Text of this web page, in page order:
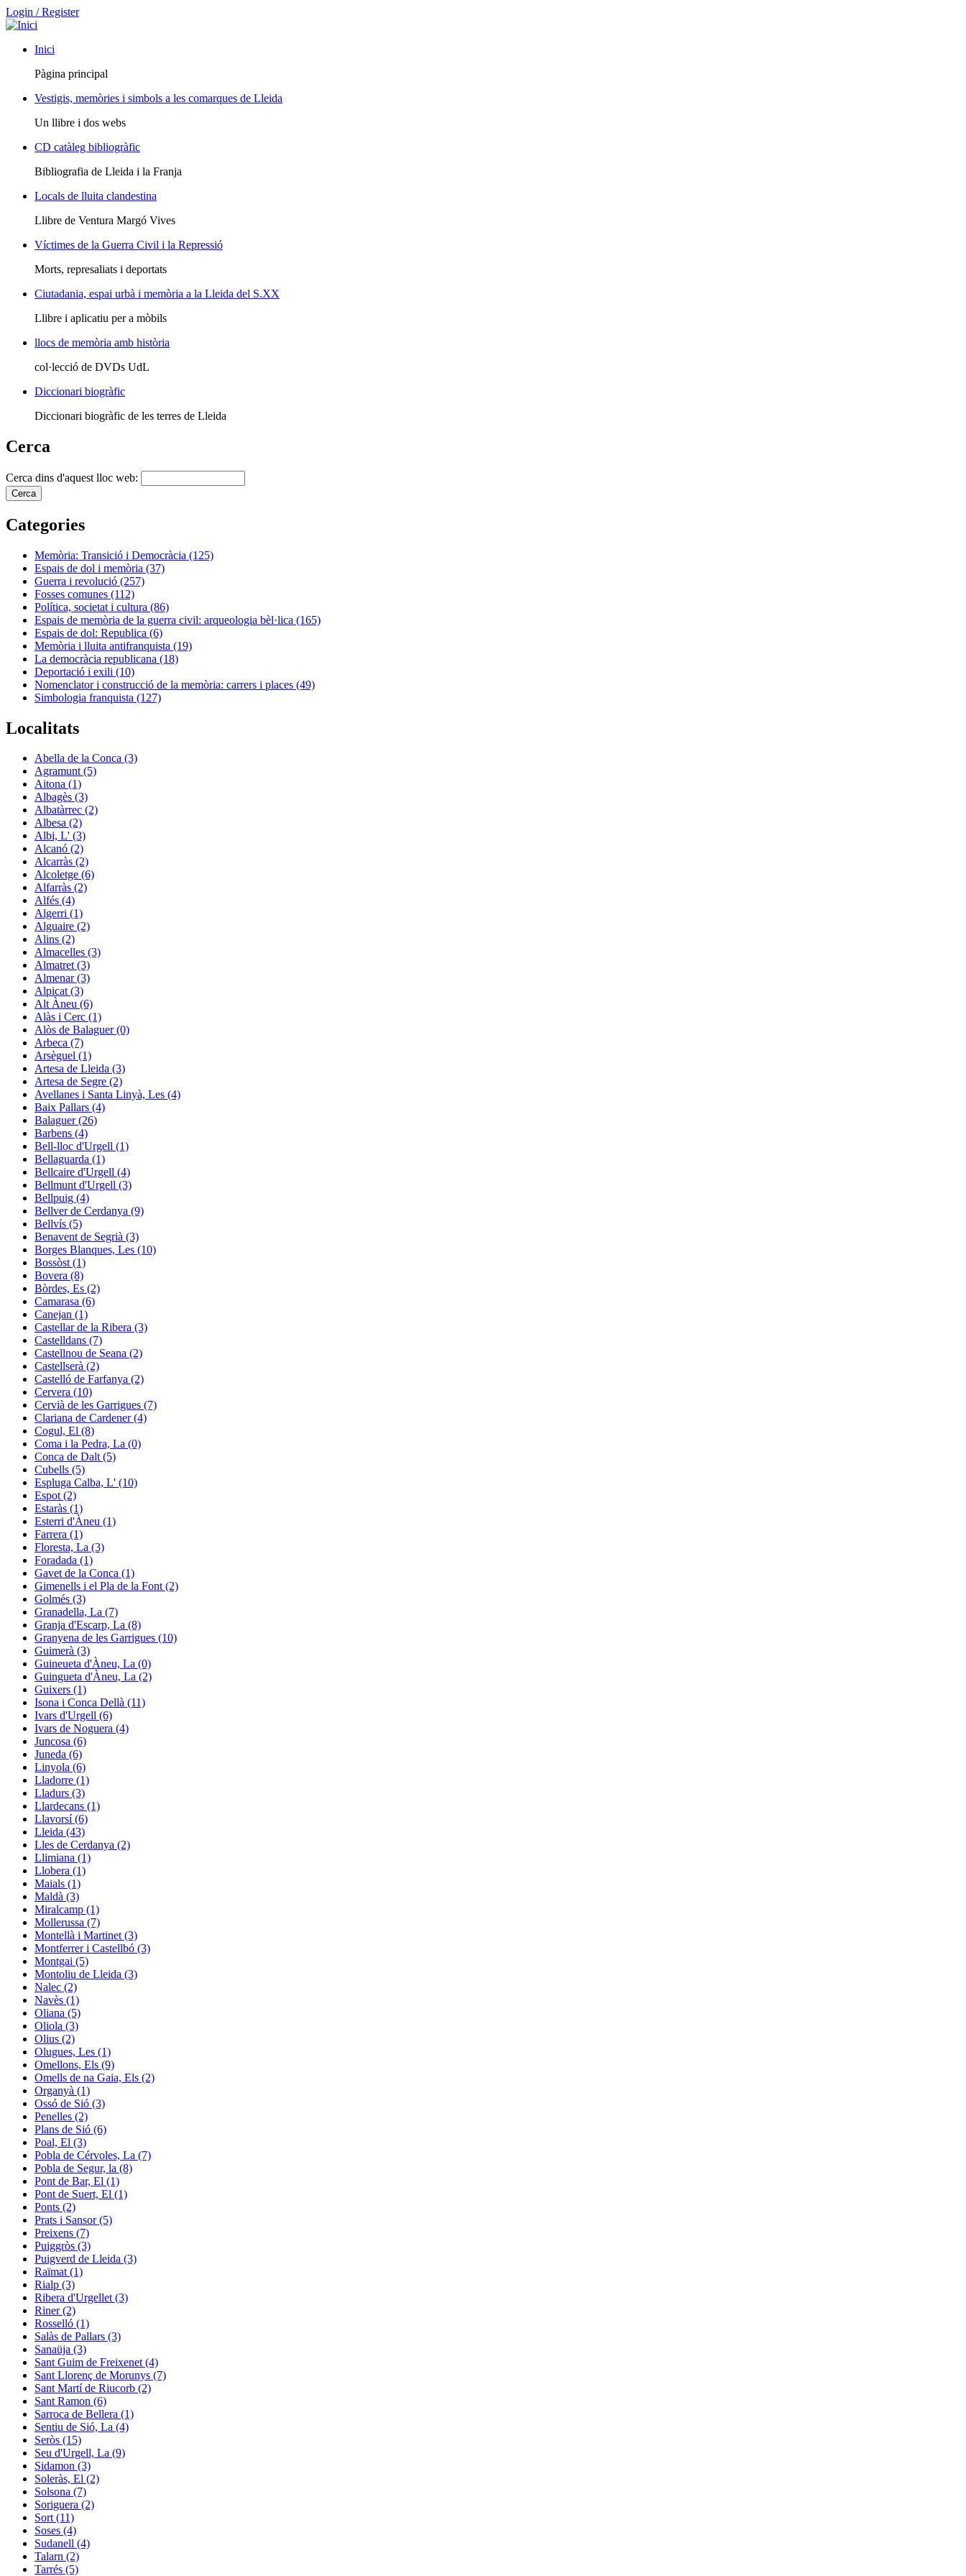
Login / Register
Inici
Pàgina principal
Vestigis, memòries i simbols a les comarques de Lleida
Un llibre i dos webs
CD catàleg bibliogràfic
Bibliografia de Lleida i la Franja
Locals de lluita clandestina
Llibre de Ventura Margó Vives
Víctimes de la Guerra Civil i la Repressió
Morts, represaliats i deportats
Ciutadania, espai urbà i memòria a la Lleida del S.XX
Llibre i aplicatiu per a mòbils
llocs de memòria amb història
col·lecció de DVDs UdL
Diccionari biogràfic
Diccionari biogràfic de les terres de Lleida
Cerca
Cerca dins d'aquest lloc web:
Categories
Memòria: Transició i Democràcia (125)
Espais de dol i memòria (37)
Guerra i revolució (257)
Fosses comunes (112)
Política, societat i cultura (86)
Espais de memòria de la guerra civil: arqueologia bèl·lica (165)
Espais de dol: Republica (6)
Memòria i lluita antifranquista (19)
La democràcia republicana (18)
Deportació i exili (10)
Nomenclator i construcció de la memòria: carrers i places (49)
Simbologia franquista (127)
Localitats
Abella de la Conca (3)
Agramunt (5)
Aitona (1)
Albagès (3)
Albatàrrec (2)
Albesa (2)
Albi, L' (3)
Alcanó (2)
Alcarràs (2)
Alcoletge (6)
Alfarràs (2)
Alfés (4)
Algerri (1)
Alguaire (2)
Alins (2)
Almacelles (3)
Almatret (3)
Almenar (3)
Alpicat (3)
Alt Àneu (6)
Alàs i Cerc (1)
Alòs de Balaguer (0)
Arbeca (7)
Arsèguel (1)
Artesa de Lleida (3)
Artesa de Segre (2)
Avellanes i Santa Linyà, Les (4)
Baix Pallars (4)
Balaguer (26)
Barbens (4)
Bell-lloc d'Urgell (1)
Bellaguarda (1)
Bellcaire d'Urgell (4)
Bellmunt d'Urgell (3)
Bellpuig (4)
Bellver de Cerdanya (9)
Bellvís (5)
Benavent de Segrià (3)
Borges Blanques, Les (10)
Bossòst (1)
Bovera (8)
Bòrdes, Es (2)
Camarasa (6)
Canejan (1)
Castellar de la Ribera (3)
Castelldans (7)
Castellnou de Seana (2)
Castellserà (2)
Castelló de Farfanya (2)
Cervera (10)
Cervià de les Garrigues (7)
Clariana de Cardener (4)
Cogul, El (8)
Coma i la Pedra, La (0)
Conca de Dalt (5)
Cubells (5)
Espluga Calba, L' (10)
Espot (2)
Estaràs (1)
Esterri d'Àneu (1)
Farrera (1)
Floresta, La (3)
Foradada (1)
Gavet de la Conca (1)
Gimenells i el Pla de la Font (2)
Golmés (3)
Granadella, La (7)
Granja d'Escarp, La (8)
Granyena de les Garrigues (10)
Guimerà (3)
Guineueta d'Àneu, La (0)
Guingueta d'Àneu, La (2)
Guixers (1)
Isona i Conca Dellà (11)
Ivars d'Urgell (6)
Ivars de Noguera (4)
Juncosa (6)
Juneda (6)
Linyola (6)
Lladorre (1)
Lladurs (3)
Llardecans (1)
Llavorsí (6)
Lleida (43)
Lles de Cerdanya (2)
Llimiana (1)
Llobera (1)
Maials (1)
Maldà (3)
Miralcamp (1)
Mollerussa (7)
Montellà i Martinet (3)
Montferrer i Castellbó (3)
Montgai (5)
Montoliu de Lleida (3)
Nalec (2)
Navès (1)
Oliana (5)
Oliola (3)
Olius (2)
Olugues, Les (1)
Omellons, Els (9)
Omells de na Gaia, Els (2)
Organyà (1)
Ossó de Sió (3)
Penelles (2)
Plans de Sió (6)
Poal, El (3)
Pobla de Cérvoles, La (7)
Pobla de Segur, la (8)
Pont de Bar, El (1)
Pont de Suert, El (1)
Ponts (2)
Prats i Sansor (5)
Preixens (7)
Puiggròs (3)
Puigverd de Lleida (3)
Raïmat (1)
Rialp (3)
Ribera d'Urgellet (3)
Riner (2)
Rosselló (1)
Salàs de Pallars (3)
Sanaüja (3)
Sant Guim de Freixenet (4)
Sant Llorenç de Morunys (7)
Sant Martí de Riucorb (2)
Sant Ramon (6)
Sarroca de Bellera (1)
Sentiu de Sió, La (4)
Seròs (15)
Seu d'Urgell, La (9)
Sidamon (3)
Soleràs, El (2)
Solsona (7)
Soriguera (2)
Sort (11)
Soses (4)
Sudanell (4)
Talarn (2)
Tarrés (5)